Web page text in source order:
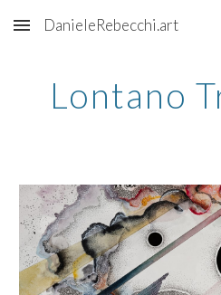
Skip to main content
DanieleRebecchi.art
Lontano